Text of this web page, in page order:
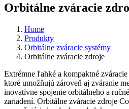
Orbitálne zváracie
Home
Produkty
Orbitálne zváracie systémy
Orbitálne zváracie zdroje
Extrémne ľahké a kompaktné
ktoré umožňujú zároveň aj zváranie
inovatívne spojenie orbitálneho a
zariadení. Orbitálne zváracie zdroje